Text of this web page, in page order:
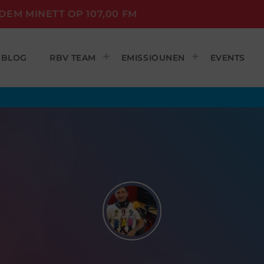
MINETT OP 107,00 FM
BLOG RBV TEAM EMISSIOUNEN EVENTS